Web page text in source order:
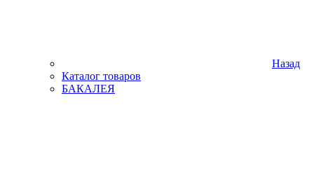
Назад
Каталог товаров
БАКАЛЕЯ